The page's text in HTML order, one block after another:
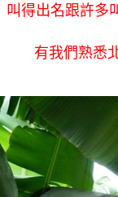
叫得出名跟許多
有我們熟悉